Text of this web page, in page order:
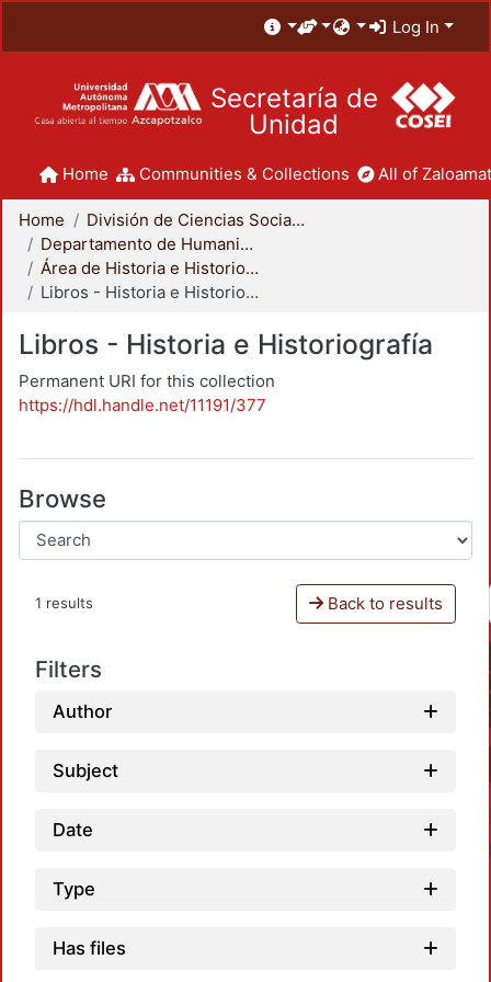
Log In
Secretaría de
Unidad
Home Communities & Collections All of
Home
División de Ciencias Sociales y Humanidades
Departamento de Humanidades
Área de Historia e Historiografía
Libros - Historia e Historiografía
Libros - Historia e Historiografía
Permanent URI for this collection
https://hdl.handle.net/11191/377
Browse
1 results Back to results
Filters
Author
Subject
Date
Type
Has files